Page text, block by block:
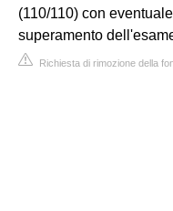
(110/110) con
superamento
Richiesta di rimozione della